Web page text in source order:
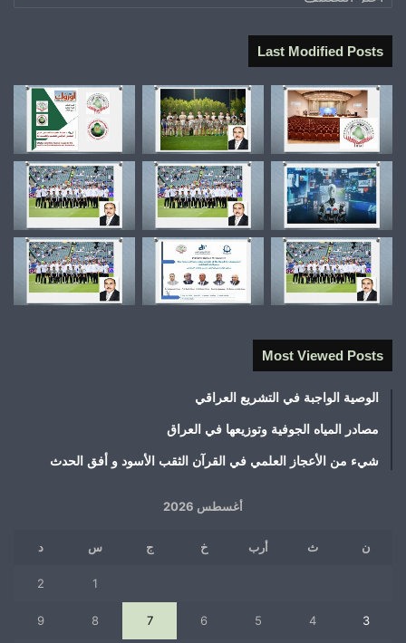
Last Modified Posts
Most Viewed Posts
الوصية الواجبة في التشريع العراقي
مصادر المياه الجوفية وتوزيعها في العراق
شيء من الأعجاز العلمي في القرآن الثقب الأسود و أفق الحدث
أغسطس 2026
ن ث أرب خ ج س د
1
2
3
4
5
6
7
8
9